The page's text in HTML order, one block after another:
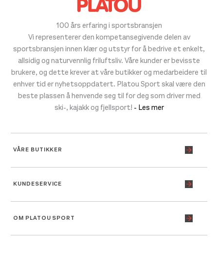
100 års erfaring i sportsbransjen
Vi representerer den kompetansegivende delen av
sportsbransjen innen klær og utstyr for å bedrive et enkelt,
allsidig og naturvennlig friluftsliv. Våre kunder er bevisste
brukere, og dette krever at våre butikker og medarbeidere til
enhver tid er nyhetsoppdatert. Platou Sport skal være den
beste plassen å henvende seg til for deg som driver med
ski-, kajakk og fjellsport! - Les mer
VÅRE BUTIKKER
KUNDESERVICE
OM PLATOU SPORT